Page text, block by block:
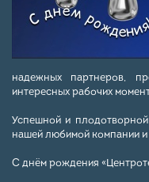
надежных партнеров,
интересных рабочих
Успешной и
нашей любимой компании и
С днём рождения